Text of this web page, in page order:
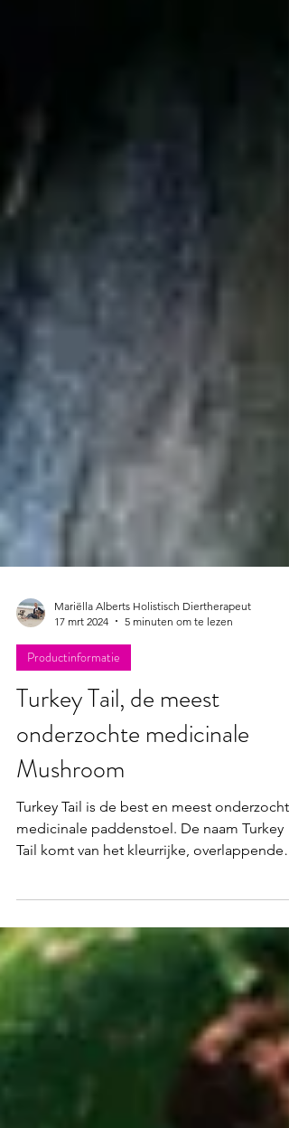
17 mrt 2024
5 minuten om te lezen
Productinformatie
Turkey Tail, de meest
onderzochte medicinale
Mushroom
Tail komt van het kleurrijke, overlappende
waaierachtige uiterlijk van deze
Hij lijkt op de staart van een kalkoen. Deze
paddenstoel heeft geen steel, maar groeit
uit de boom omhoog in een golfachtige
structuur. Ze zijn supermooi om te zien!
Turkey Tail mushrooms zijn een voedzaam
hoogwaardige superfood, rijk aan heilzame